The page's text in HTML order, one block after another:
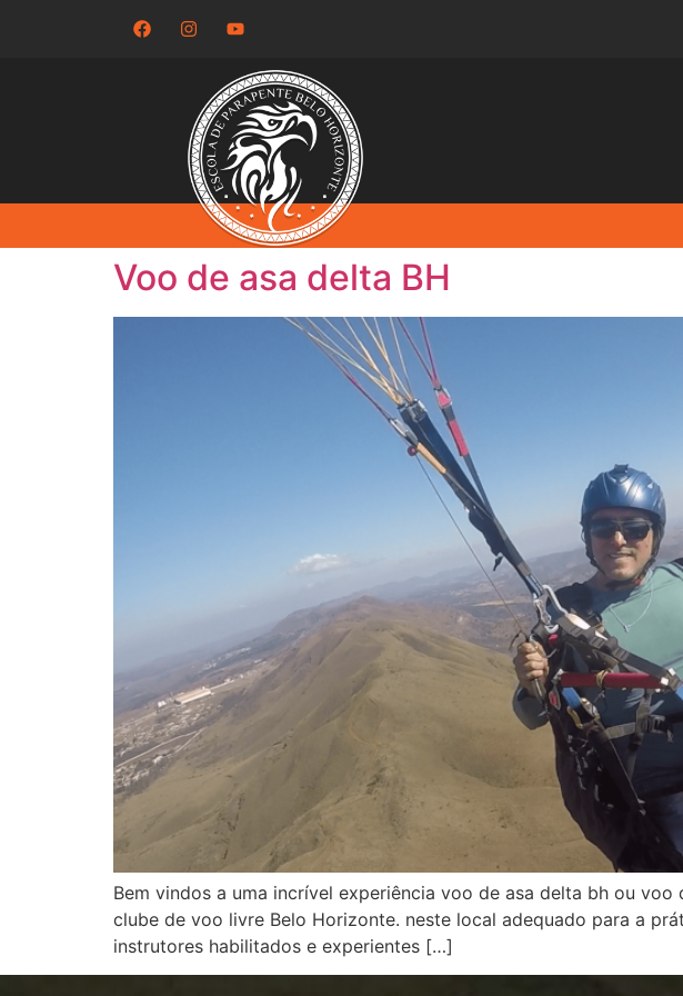
Voo de asa delta BH
Bem vindos a uma incrível experiência voo de asa delta bh ou
clube de voo livre Belo Horizonte. neste local adequado para a
instrutores habilitados e experientes […]